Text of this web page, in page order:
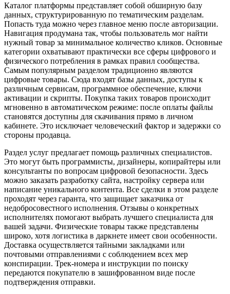
Каталог платформы представляет собой обширную базу
данных, структурированную по тематическим разделам.
Попасть туда можно через главное меню после авторизации.
Навигация продумана так, чтобы пользователь мог найти
нужный товар за минимальное количество кликов. Основные
категории охватывают практически все сферы цифрового и
физического потребления в рамках правил сообщества.
Самым популярным разделом традиционно являются
цифровые товары. Сюда входят базы данных, доступы к
различным сервисам, программное обеспечение, ключи
активации и скрипты. Покупка таких товаров происходит
мгновенно в автоматическом режиме: после оплаты файлы
становятся доступны для скачивания прямо в личном
кабинете. Это исключает человеческий фактор и задержки со
стороны продавца.
Раздел услуг предлагает помощь различных специалистов.
Это могут быть программисты, дизайнеры, копирайтеры или
консультанты по вопросам цифровой безопасности. Здесь
можно заказать разработку сайта, настройку сервера или
написание уникального контента. Все сделки в этом разделе
проходят через гаранта, что защищает заказчика от
недобросовестного исполнения. Отзывы о конкретных
исполнителях помогают выбрать лучшего специалиста для
вашей задачи. Физические товары также представлены
широко, хотя логистика в даркнете имеет свои особенности.
Доставка осуществляется тайными закладками или
почтовыми отправлениями с соблюдением всех мер
конспирации. Трек-номера и инструкции по поиску
передаются покупателю в зашифрованном виде после
подтверждения отправки.